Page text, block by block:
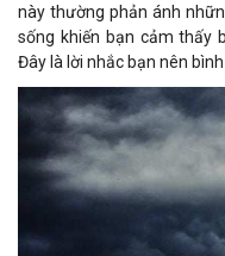
này thường phản ánh
sống khiến bạn cảm thấy
Đây là lời nhắc bạn nên